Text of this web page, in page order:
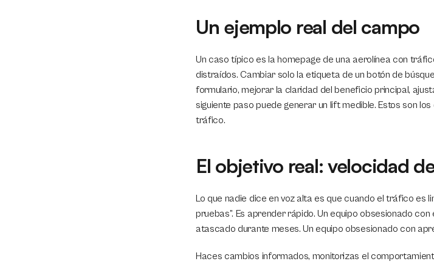
Un ejemplo real del campo
Un caso típico es la homepage de una aerolínea con
distraídos. Cambiar solo la etiqueta de un botón de
formulario, mejorar la claridad del beneficio principal,
siguiente paso puede generar un lift medible. Estos son
tráfico.
El objetivo real: velocidad
Lo que nadie dice en voz alta es que cuando el tráfico es
pruebas”. Es aprender rápido. Un equipo obsesionado
atascado durante meses. Un equipo obsesionado con
Haces cambios informados, monitorizas el